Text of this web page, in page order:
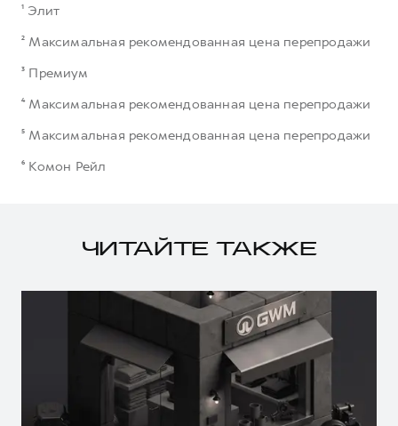
¹ Элит
² Максимальная рекомендованная цена перепродажи
³ Премиум
⁴ Максимальная рекомендованная цена перепродажи
⁵ Максимальная рекомендованная цена перепродажи
⁶ Комон Рейл
ЧИТАЙТЕ ТАКЖЕ